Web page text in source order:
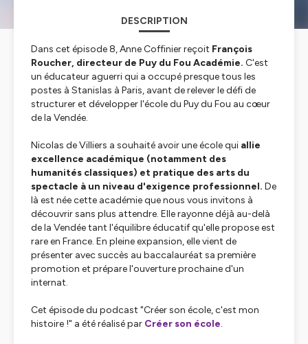
DESCRIPTION
Dans cet épisode 8, Anne Coffinier reçoit François
Roucher, directeur de Puy du Fou Académie. C'est
un éducateur aguerri qui a occupé presque tous les
postes à Stanislas à Paris, avant de relever le défi de
structurer et développer l'école du Puy du Fou au cœur
de la Vendée.
Nicolas de Villiers a souhaité avoir une école qui allie
excellence académique (notamment des
humanités classiques) et pratique des arts du
spectacle à un niveau d'exigence professionnel. De
là est née cette académie que nous vous invitons à
découvrir sans plus attendre. Elle rayonne déjà au-delà
de la Vendée tant l'équilibre éducatif qu'elle propose est
rare en France. En pleine expansion, elle vient de
présenter avec succès au baccalauréat sa première
promotion et prépare l'ouverture prochaine d'un
internat.
Cet épisode du podcast "Créer son école, c'est mon
histoire !" a été réalisé par Créer son école.